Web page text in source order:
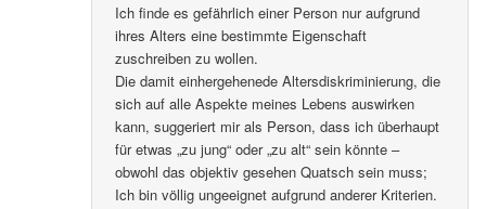
Ich finde es gefährlich einer Person nur aufgrund
ihres Alters eine bestimmte Eigenschaft
zuschreiben zu wollen.
Die damit einhergehenede Altersdiskriminierung, die
sich auf alle Aspekte meines Lebens auswirken
kann, suggeriert mir als Person, dass ich überhaupt
für etwas „zu jung“ oder „zu alt“ sein könnte –
obwohl das objektiv gesehen Quatsch sein muss;
Ich bin völlig ungeeignet aufgrund anderer Kriterien.